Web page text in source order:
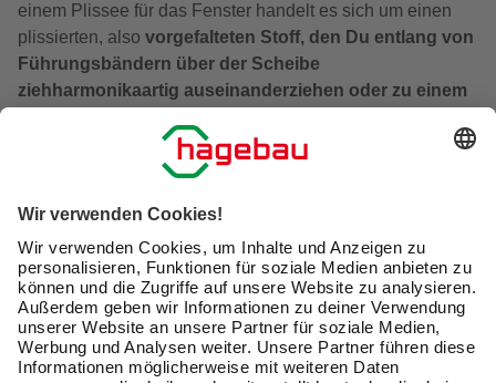
einem Plissee für das Fenster handelt es sich um einen
plissierten, also vorgefalteten Stoff, den Du entlang von
Führungsbändern über der Scheibe
ziehharmonikaartig auseinanderziehen oder zu einem
Fachleute sprechen von einer Plisseeanlage, wenn sie
das komplette Gebilde mit Führung und Halterung meinen.
Plisseevorhang, Faltstore, Faltrollo oder eben kurz
Plissee.
Welche Vorteile bieten Plissees?
Klassische Jalousien oderRollos installierst Du immer